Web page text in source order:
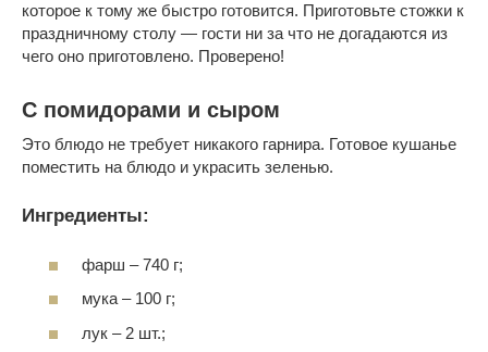
которое к тому же быстро готовится. Приготовьте стожки к
праздничному столу — гости ни за что не догадаются из
чего оно приготовлено. Проверено!
С помидорами и сыром
Это блюдо не требует никакого гарнира. Готовое кушанье
поместить на блюдо и украсить зеленью.
Ингредиенты:
фарш – 740 г;
мука – 100 г;
лук – 2 шт.;